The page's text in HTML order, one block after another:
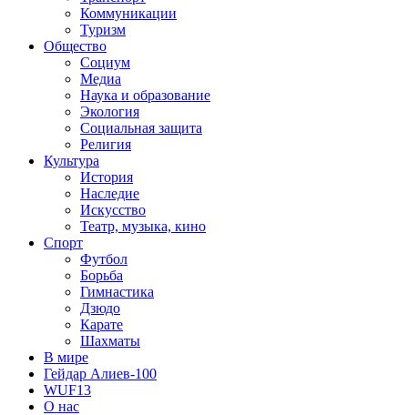
Коммуникации
Туризм
Общество
Социум
Медиа
Наука и образование
Экология
Социальная защита
Религия
Культура
История
Наследие
Искусство
Театр, музыка, кино
Спорт
Футбол
Борьба
Гимнастика
Дзюдо
Карате
Шахматы
В мире
Гейдар Алиев-100
WUF13
О нас